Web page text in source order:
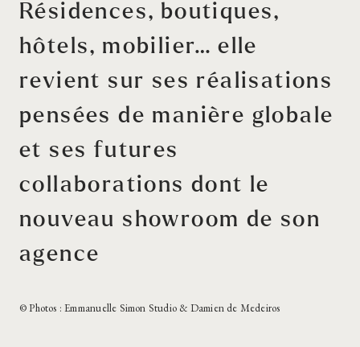
Résidences, boutiques,
hôtels, mobilier… elle
revient sur ses réalisations
pensées de manière globale
et ses futures
collaborations dont le
nouveau showroom de son
agence
© Photos : Emmanuelle Simon Studio & Damien de Medeiros